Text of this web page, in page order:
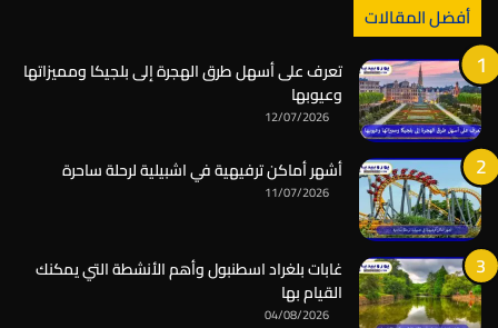
أفضل المقالات
تعرف على أسهل طرق الهجرة إلى بلجيكا ومميزاتها
وعيوبها
12/07/2026
أشهر أماكن ترفيهية في اشبيلية لرحلة ساحرة
11/07/2026
غابات بلغراد اسطنبول وأهم الأنشطة التي يمكنك
القيام بها
04/08/2026